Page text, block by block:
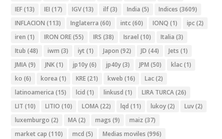
IEF(13) IEI (17) IGV(13) ilf(3) India (5) Indices (3609)
INFLACION (113) Inglaterra (60) intc(60) IONQ (1) ipc(2)
iren (1) IRON ORE(55) IRS (38) Israel (10) Italia (3)
Itub (48) iwm (3) iyt (1) Japon (92) JD (44) Jets (1)
JMIA(9) JNK(1) jp10y(6) jp40y(3) JPM (50) klac(1)
ko (6) korea (1) KRE(21) kweb (16) Lac(2)
latinoamerica (15) lcid (1) linkusd (1) LIRA TURCA(26)
LIT (10) LITIO (10) LOMA(22) lqd (11) lukoy(2) Luv(2)
luxemburgo (2) MA(2) mags (9) maiz (37)
market cap (110) mcd (5) Medias moviles (996)